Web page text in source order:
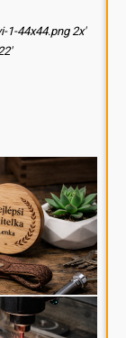
1-44x44.png 2x'